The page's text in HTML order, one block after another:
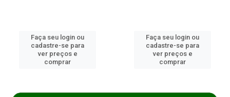
Faça seu login ou
cadastre-se para
ver preços e
comprar
Faça seu login ou
cadastre-se para
ver preços e
comprar